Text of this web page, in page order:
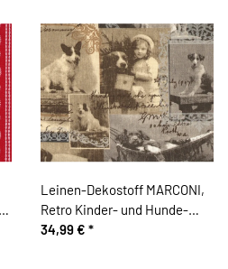
Leinen-Dekostoff MARCONI,
Retro Kinder- und Hunde-
Fotos, beige-grau
34,99 € *